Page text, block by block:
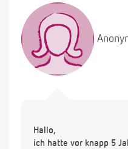
Hallo,
ich hatte vor knapp 5